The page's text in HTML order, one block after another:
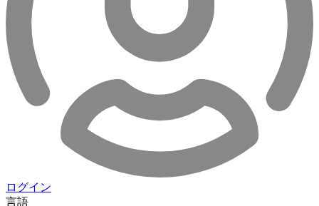
ログイン
言語